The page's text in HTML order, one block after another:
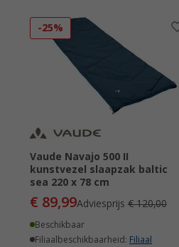
-25%
Vaude Navajo 500 II
kunstvezel slaapzak baltic
sea 220 x 78 cm
€ 89,99Adviesprijs€ 120,00
Beschikbaar
Filiaalbeschikbaarheid: Filiaal